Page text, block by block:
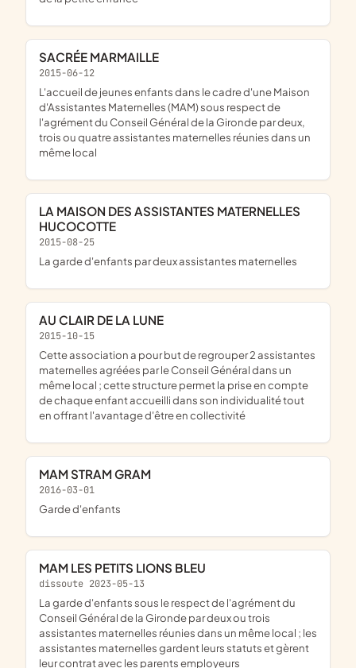
SACRÉE MARMAILLE
2015-06-12
l'accueil de jeunes enfants dans le cadre d'une Maison
d'Assistantes Maternelles (MAM) sous respect de
l'agrément du Conseil Général de la Gironde par deux,
trois ou quatre assistantes maternelles réunies dans un
même local
LA MAISON DES ASSISTANTES MATERNELLES
HUCOCOTTE
2015-08-25
la garde d'enfants par deux assistantes maternelles
AU CLAIR DE LA LUNE
2015-10-15
cette association a pour but de regrouper 2 assistantes
maternelles agréées par le Conseil Général dans un
même local ; cette structure permet la prise en compte
de chaque enfant accueilli dans son individualité tout
en offrant l'avantage d'être en collectivité
MAM STRAM GRAM
2016-03-01
garde d'enfants
MAM LES PETITS LIONS BLEU
dissoute 2023-05-13
la garde d'enfants sous le respect de l'agrément du
Conseil Général de la Gironde par deux ou trois
assistantes maternelles réunies dans un même local ; les
assistantes maternelles gardent leurs statuts et gèrent
leur contrat avec les parents employeurs